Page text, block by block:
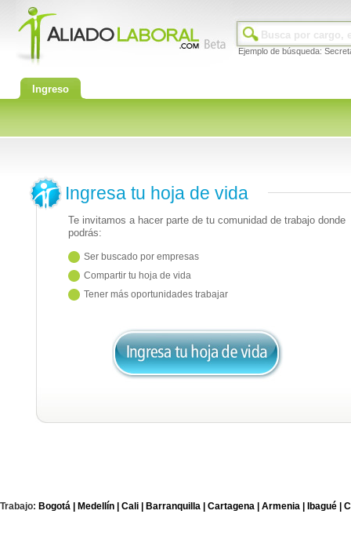
Ejemplo de búsqueda:
Ingreso
Ingresa tu hoja de vida
Te invitamos a hacer parte de tu comunidad de trabajo donde
podrás:
Ser buscado por empresas
Compartir tu hoja de vida
Tener más oportunidades trabajar
Trabajo: Bogotá | Medellín | Cali | Barranquilla | Cartagena | Armenia | Ibagué |